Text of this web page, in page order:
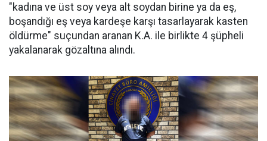
"kadına ve üst soy veya alt soydan birine ya da eş,
boşandığı eş veya kardeşe karşı tasarlayarak kasten
öldürme" suçundan aranan K.A. ile birlikte 4 şüpheli
yakalanarak gözaltına alındı.